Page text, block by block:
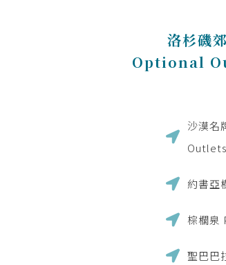
洛杉磯
Optional
沙漠名
Outlets
約書亞
棕櫚泉
聖巴巴